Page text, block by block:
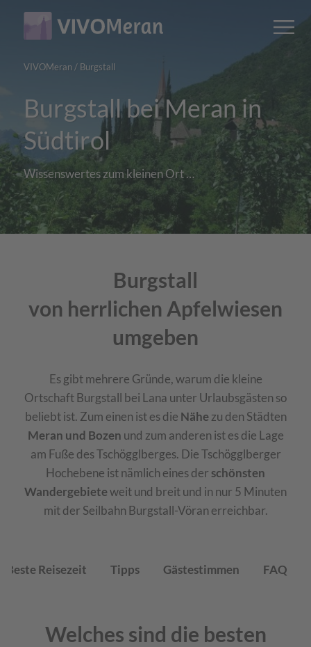
Main
content
Main
navigation
VIVOMeran / Burgstall
Burgstall bei Meran in
Südtirol
Wissenswertes zum kleinen Ort …
Burgstall
von herrlichen Apfelwiesen
umgeben
Es gibt mehrere Gründe, warum die kleine
Ortschaft Burgstall bei Lana unter Urlaubsgästen so
beliebt ist. Zum einen ist es die Nähe zu den Städten
Meran und Bozen und zum anderen ist es die Lage
am Fuße des Tschögglberges. Die Tschögglberger
Hochebene ist nämlich eines der schönsten
Wandergebieteweit und breit und in nur 5 Minuten
mit der Seilbahn Burgstall-Vöran erreichbar.
Beste Reisezeit Tipps Gästestimmen FAQ
Welches sind die besten